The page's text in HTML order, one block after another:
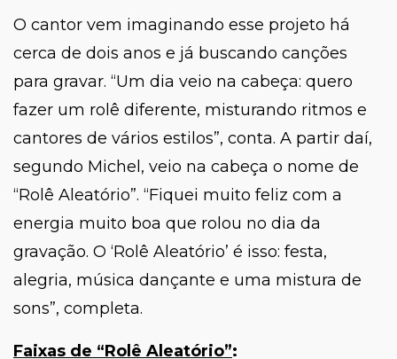
O cantor vem imaginando esse projeto há
cerca de dois anos e já buscando canções
para gravar. “Um dia veio na cabeça: quero
fazer um rolê diferente, misturando ritmos e
cantores de vários estilos”, conta. A partir daí,
segundo Michel, veio na cabeça o nome de
“Rolê Aleatório”. “Fiquei muito feliz com a
energia muito boa que rolou no dia da
gravação. O ‘Rolê Aleatório’ é isso: festa,
alegria, música dançante e uma mistura de
sons”, completa.
Faixas de “Rolê Aleatório”: